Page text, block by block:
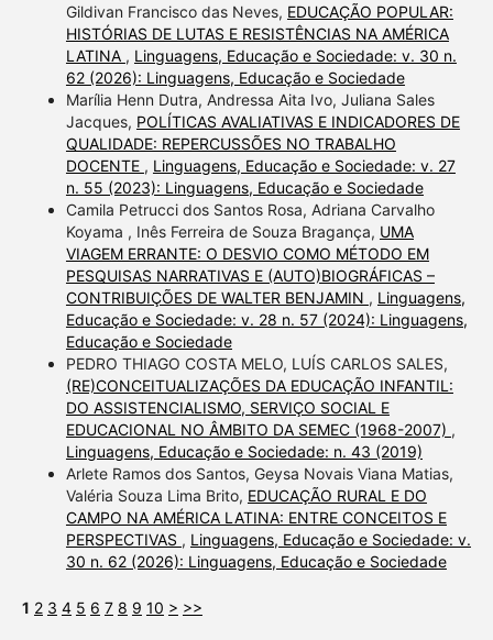
Gildivan Francisco das Neves, EDUCAÇÃO POPULAR:
HISTÓRIAS DE LUTAS E RESISTÊNCIAS NA AMÉRICA
LATINA , Linguagens, Educação e Sociedade: v. 30 n.
62 (2026): Linguagens, Educação e Sociedade
Marília Henn Dutra, Andressa Aita Ivo, Juliana Sales
Jacques, POLÍTICAS AVALIATIVAS E INDICADORES DE
QUALIDADE: REPERCUSSÕES NO TRABALHO
DOCENTE , Linguagens, Educação e Sociedade: v. 27
n. 55 (2023): Linguagens, Educação e Sociedade
Camila Petrucci dos Santos Rosa, Adriana Carvalho
Koyama , Inês Ferreira de Souza Bragança, UMA
VIAGEM ERRANTE: O DESVIO COMO MÉTODO EM
PESQUISAS NARRATIVAS E (AUTO)BIOGRÁFICAS –
CONTRIBUIÇÕES DE WALTER BENJAMIN , Linguagens,
Educação e Sociedade: v. 28 n. 57 (2024): Linguagens,
Educação e Sociedade
PEDRO THIAGO COSTA MELO, LUÍS CARLOS SALES,
(RE)CONCEITUALIZAÇÕES DA EDUCAÇÃO INFANTIL:
DO ASSISTENCIALISMO, SERVIÇO SOCIAL E
EDUCACIONAL NO ÂMBITO DA SEMEC (1968-2007) ,
Linguagens, Educação e Sociedade: n. 43 (2019)
Arlete Ramos dos Santos, Geysa Novais Viana Matias,
Valéria Souza Lima Brito, EDUCAÇÃO RURAL E DO
CAMPO NA AMÉRICA LATINA: ENTRE CONCEITOS E
PERSPECTIVAS , Linguagens, Educação e Sociedade: v.
30 n. 62 (2026): Linguagens, Educação e Sociedade
1 2 3 4 5 6 7 8 9 10 > >>